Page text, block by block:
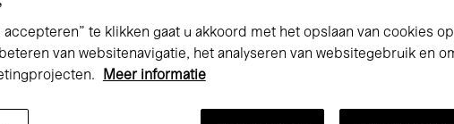
accepteren” te klikken gaat u akkoord met het opslaan van cookies
van websitenavigatie, het analyseren van websitegebruik en
Meer informatie